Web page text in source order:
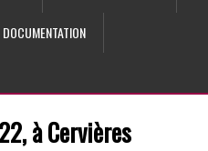
DOCUMENTATION
à Cervières